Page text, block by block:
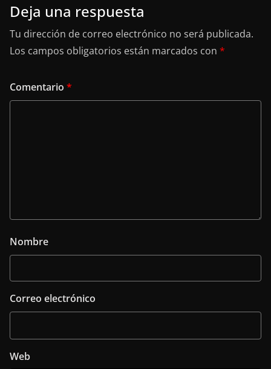
Deja una respuesta
Tu dirección de correo electrónico no será publicada.
Los campos obligatorios están marcados con *
Comentario *
Nombre
Correo electrónico
Web